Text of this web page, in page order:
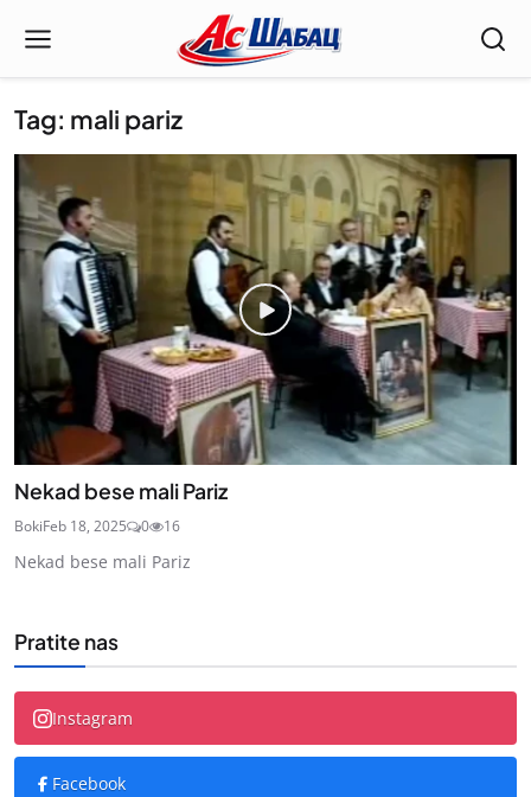
Tag: mali pariz
Nekad bese mali Pariz
BokiFeb 18, 2025 0 16
Nekad bese mali Pariz
Pratite nas
Instagram
Facebook